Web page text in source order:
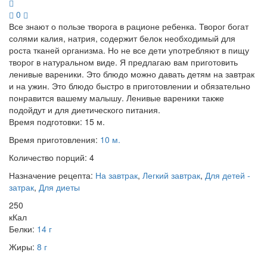
0
Все знают о пользе творога в рационе ребенка. Творог богат
солями калия, натрия, содержит белок необходимый для
роста тканей организма. Но не все дети употребляют в пищу
творог в натуральном виде. Я предлагаю вам приготовить
ленивые вареники. Это блюдо можно давать детям на завтрак
и на ужин. Это блюдо быстро в приготовлении и обязательно
понравится вашему малышу. Ленивые вареники также
подойдут и для диетического питания.
Время подготовки: 15 м.
Время приготовления: 10 м.
Количество порций: 4
Назначение рецепта: На завтрак, Легкий завтрак, Для детей -
затрак, Для диеты
250
кКал
Белки: 14 г
Жиры: 8 г